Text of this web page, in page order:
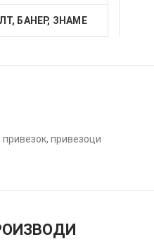
БАНЕР, ЗНАМЕ
привезоци